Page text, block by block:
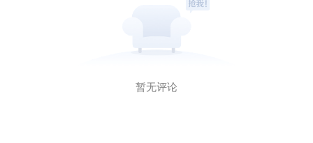
暂无评论